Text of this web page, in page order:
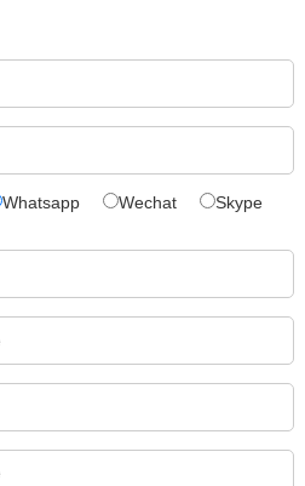
Whatsapp Wechat
Skype